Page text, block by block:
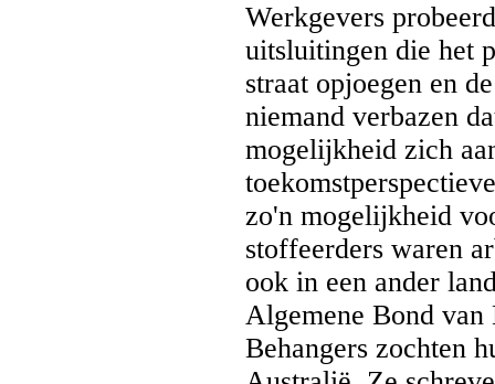
Werkgevers
uitsluitingen die het
straat opjoegen en
niemand verbazen
mogelijkheid zich
zo'n mogelijkheid
stoffeerders waren
ook in een ander
Algemene Bond van
Behangers zochten